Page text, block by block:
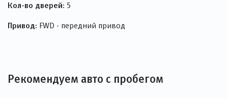
Кол-во дверей: 5
Привод: FWD - передний привод
Рекомендуем авто с пробегом